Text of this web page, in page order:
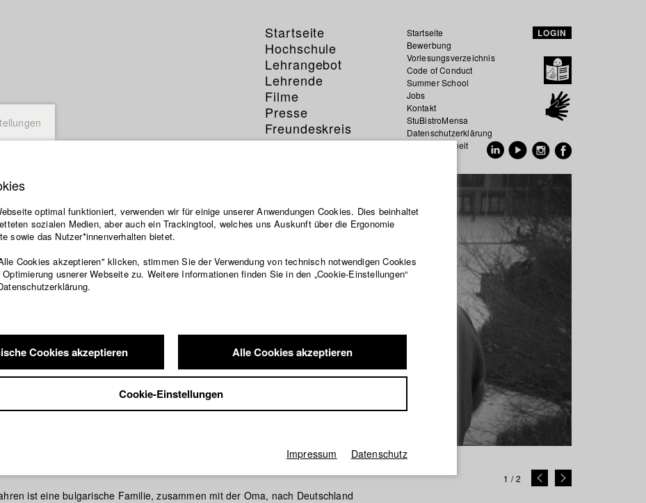
Startseite
Hochschule
Lehrangebot
Lehrende
Filme
Presse
Freundeskreis
Service
Startseite
Bewerbung
Vorlesungsverzeichnis
Code of Conduct
Summer School
Jobs
Kontakt
StuBistroMensa
Datenschutzerklärung
Datensicherheit
LOGIN
1 /2
ist eine bulgarische Familie, zusammen mit der Oma, nach Deutschland
optimal funktioniert, verwenden wir für einige unserer Anwendungen Cookies. Dies beinhaltet
sozialen Medien, aber auch ein Trackingtool, welches uns Auskunft über die Ergonomie
sowie das Nutzer*innenverhalten bietet.
Cookies akzeptieren" klicken, stimmen Sie der Verwendung von technisch notwendigen Cookies
usnerer Webseite zu. Weitere Informationen finden Sie in den „Cookie-Einstellungen“
Cookies akzeptieren Alle Cookies akzeptieren
Cookie-Einstellungen
Impressum Datenschutz